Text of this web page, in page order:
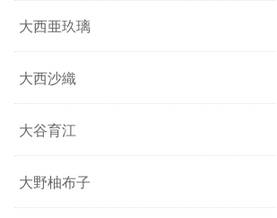
大西亜玖璃
大西沙織
大谷育江
大野柚布子